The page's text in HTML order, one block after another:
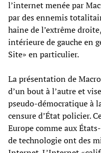
l’internet menée par
par des ennemis
haine de l’extrême
intérieure de gauche en
Site» en particulier.
La présentation de
d’un bout à l’autre et
pseudo-démocratique à
censure d’État policier.
Europe comme aux
de technologie ont des